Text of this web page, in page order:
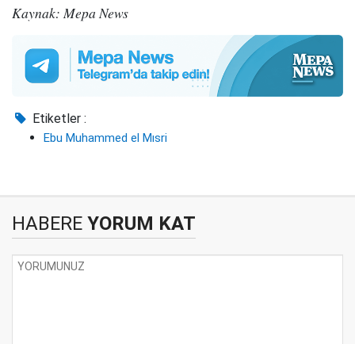
Kaynak: Mepa News
Etiketler :
Ebu Muhammed el Mısri
HABERE YORUM KAT